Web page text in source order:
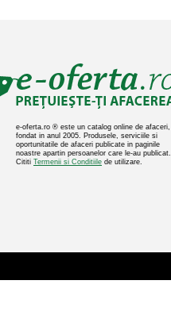
e-oferta.ro ® este un catalog online de afaceri,
fondat in anul 2005. Produsele, serviciile si
oportunitatile de afaceri publicate in paginile
noastre apartin persoanelor care le-au publicat.
Cititi Termenii si Conditiile de utilizare.